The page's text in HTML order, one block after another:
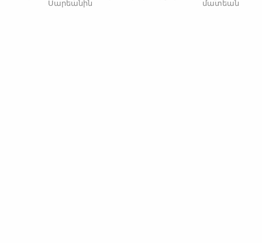
Սարեանին մատեան